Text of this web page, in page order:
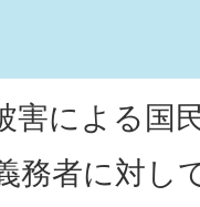
害による国
務者に対し